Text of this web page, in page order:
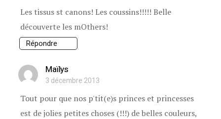
Les tissus st canons! Les coussins!!!!! Belle
découverte les mOthers!
Répondre
Maïlys
3 décembre 2013
Tout pour que nos p'tit(e)s princes et princesses
est de jolies petites choses (!!!) de belles couleurs,